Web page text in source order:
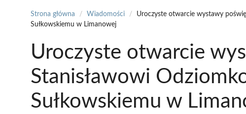
Strona główna / Wiadomości /
Uroczyste otwarcie wystawy
Sułkowskiemu w Limanowej
Uroczyste otwarcie
Stanisławowi
Sułkowskiemu w